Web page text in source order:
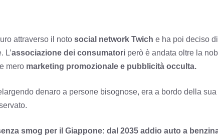
attraverso il noto social network Twich e ha poi deciso
L’associazione dei consumatori però è andata oltre la
mero marketing promozionale e pubblicità occulta.
denaro a persone bisognose, era a bordo della
smog per il Giappone: dal 2035 addio auto a